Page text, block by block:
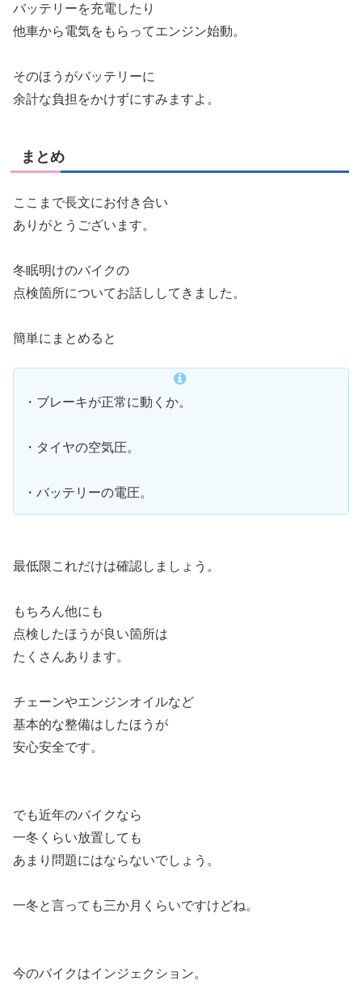
バッテリーを充電したり
他車から電気をもらってエンジン始動。
そのほうがバッテリーに
余計な負担をかけずにすみますよ。
まとめ
ここまで長文にお付き合い
ありがとうございます。
冬眠明けのバイクの
点検箇所についてお話ししてきました。
簡単にまとめると
・ブレーキが正常に動くか。
・タイヤの空気圧。
・バッテリーの電圧。
最低限これだけは確認しましょう。
もちろん他にも
点検したほうが良い箇所は
たくさんあります。
チェーンやエンジンオイルなど
基本的な整備はしたほうが
安心安全です。
でも近年のバイクなら
一冬くらい放置しても
あまり問題にはならないでしょう。
一冬と言っても三か月くらいですけどね。
今のバイクはインジェクション。